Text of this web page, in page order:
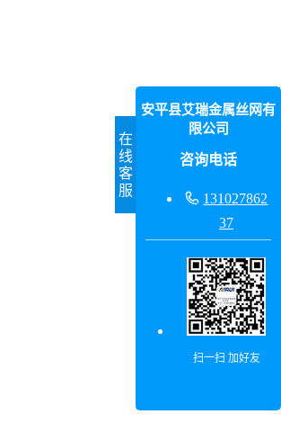
在
线
客
服
安平县艾瑞金属丝网有
限公司
咨询电话
 131027862
37
扫一扫 加好友